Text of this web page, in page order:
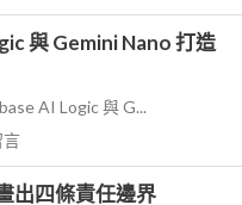
與 Gemini Nano 打造
AI Logic 與 G...
言
出四條責任邊界